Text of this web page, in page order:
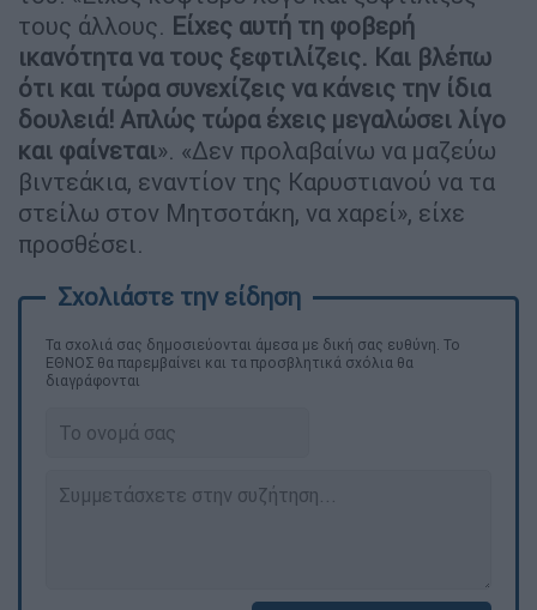
τους άλλους. Είχες αυτή τη φοβερή
ικανότητα να τους ξεφτιλίζεις. Και βλέπω
ότι και τώρα συνεχίζεις να κάνεις την ίδια
δουλειά! Απλώς τώρα έχεις μεγαλώσει λίγο
και φαίνεται». «Δεν προλαβαίνω να μαζεύω
βιντεάκια, εναντίον της Καρυστιανού να τα
στείλω στον Μητσοτάκη, να χαρεί», είχε
προσθέσει.
Τα σχολιά σας δημοσιεύονται άμεσα με δική σας ευθύνη. Το
ΕΘΝΟΣ θα παρεμβαίνει και τα προσβλητικά σχόλια θα
διαγράφονται